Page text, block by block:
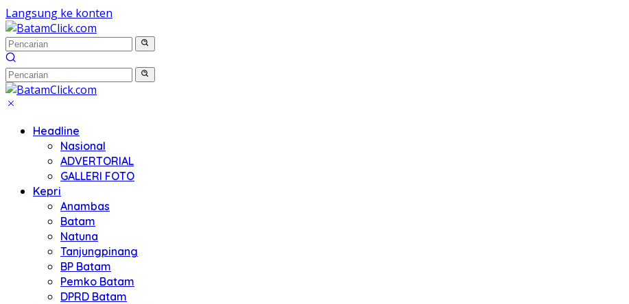
Langsung ke konten
Headline
Nasional
ADVERTORIAL
GALLERI FOTO
Kepri
Anambas
Batam
Natuna
Tanjungpinang
BP Batam
Pemko Batam
DPRD Batam